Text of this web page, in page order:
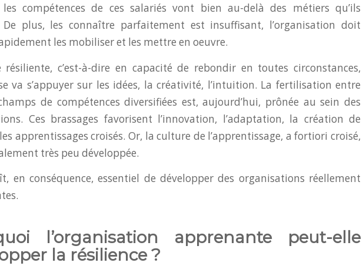
compétences de ces salariés vont bien au-delà des métiers qu’ils
De plus, les connaître parfaitement est insuffisant, l’organisation doit
les mobiliser et les mettre en oeuvre.
résiliente, c’est-à-dire en capacité de rebondir en toutes circonstances,
va s’appuyer sur les idées, la créativité, l’intuition. La fertilisation entre
de compétences diversifiées est, aujourd’hui, prônée au sein des
Ces brassages favorisent l’innovation, l’adaptation, la création de
apprentissages croisés. Or, la culture de l’apprentissage, a fortiori croisé,
très peu développée.
en conséquence, essentiel de développer des organisations réellement
l’organisation apprenante peut-elle
la résilience ?